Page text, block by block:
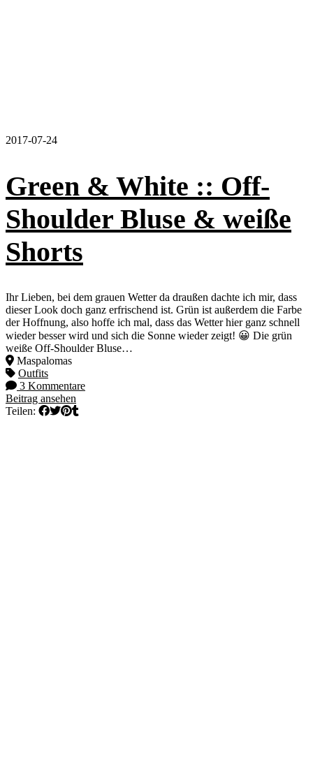
2017-07-24
Green & White :: Off-
Shoulder Bluse & weiße
Shorts
Ihr Lieben, bei dem grauen Wetter da draußen dachte ich mir, dass
dieser Look doch ganz erfrischend ist. Grün ist außerdem die Farbe
der Hoffnung, also hoffe ich mal, dass das Wetter hier ganz schnell
wieder besser wird und sich die Sonne wieder zeigt! 😀 Die grün
weiße Off-Shoulder Bluse…
Maspalomas
Outfits
3 Kommentare
Beitrag ansehen
Teilen: